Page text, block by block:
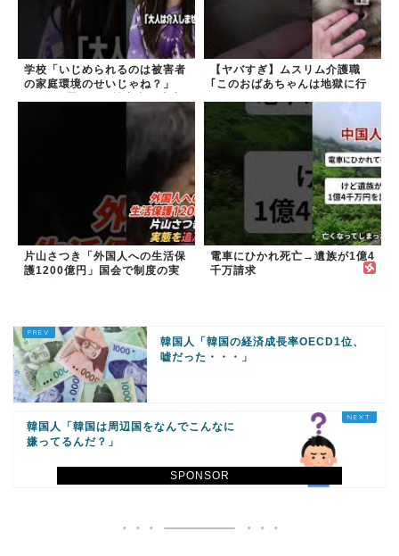
SPONSOR
学校「いじめられるのは被害者
の家庭環境のせいじゃね？」
【ヤバすぎ】ムスリム介護職
｢このおばあちゃんは地獄に行
片山さつき「外国人への生活保
護1200億円」国会で制度の実
電車にひかれ死亡→遺族が1億4
千万請求
韓国人「韓国の経済成長率OECD1位、
嘘だった・・・」
韓国人「韓国は周辺国をなんでこんなに
嫌ってるんだ？」